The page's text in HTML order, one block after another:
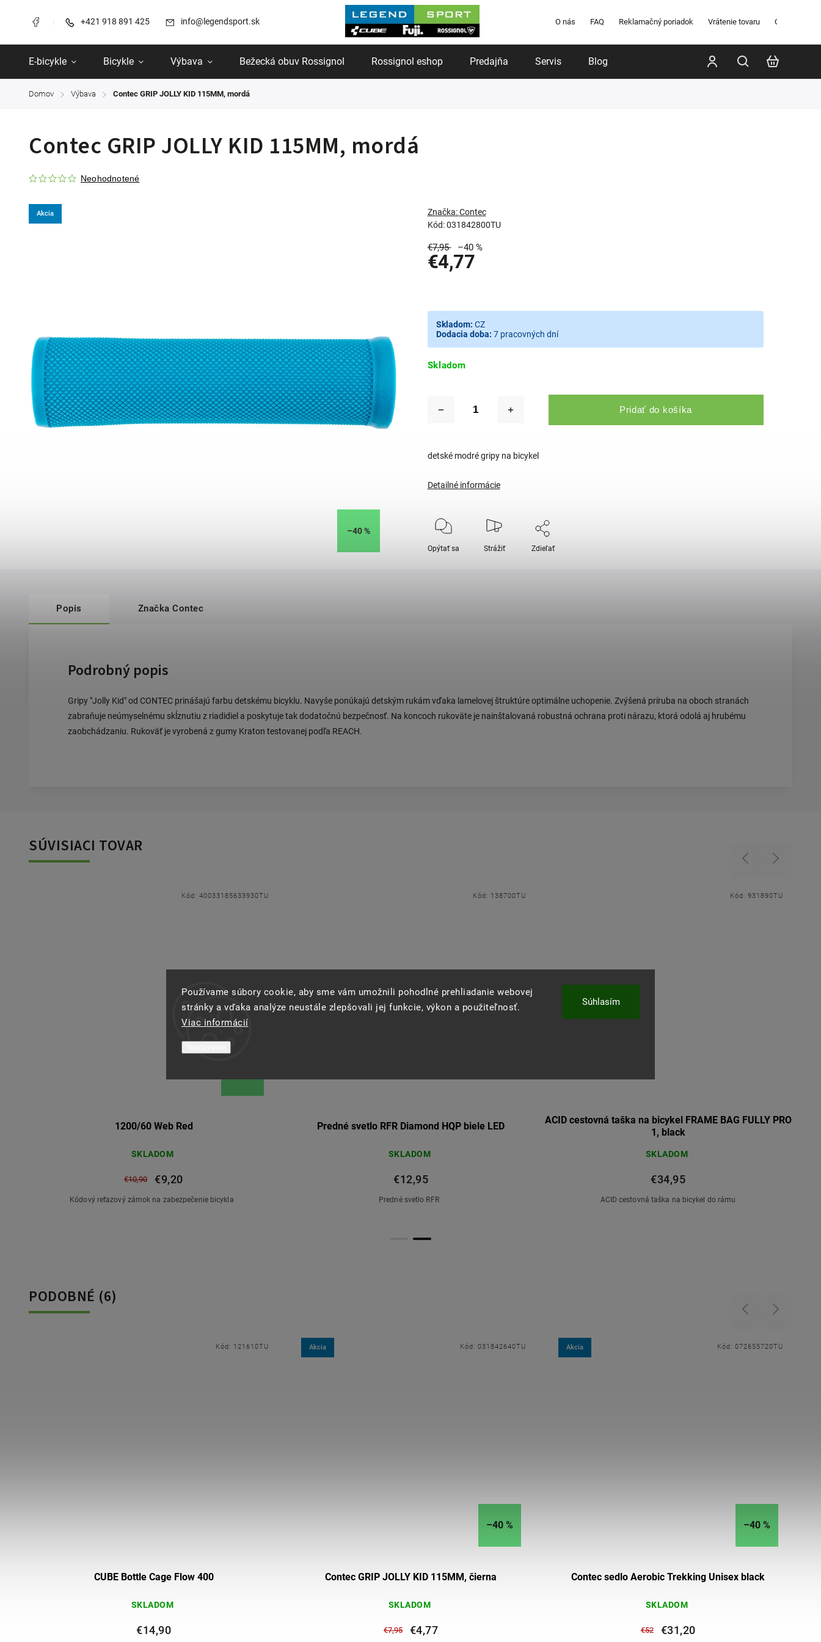
Používame súbory cookie, aby sme vám umožnili pohodlné prehliadanie webovej
stránky a vďaka analýze neustále zlepšovali jej funkcie, výkon a použiteľnosť.
Viac informácií
Súhlasím
+421 918 891 425 info@legendsport.sk O nás FAQ Reklamačný poriadok Vrátenie tovaru Obchodné
E-bicykle Bicykle Výbava Bežecká obuv Rossignol Rossignol eshop Predajňa Servis Blog Značky
Domov / Výbava / Contec GRIP JOLLY KID 115MM, mordá
Contec GRIP JOLLY KID 115MM, mordá
Neohodnotené
Akcia
–40 %
Kód: 031842800TU
Značka:Contec
€7,95 –40 %
€4,77
Skladom
Skladom: CZ
Dodacia doba: 7 pracovných dní
Pridať do košíka
detské modré gripy na bicykel
Detailné informácie
Opýtať sa Strážiť Zdieľať
Popis Značka Contec
Podrobný popis
Gripy "Jolly Kid" od CONTEC prinášajú farbu detskému bicyklu. Navyše ponúkajú detským rukám vďaka lamelovej štruktúre optimálne uchopenie. Zvýšená príruba na oboch stranách
zabraňuje neúmyselnému skĺznutiu z riadidiel a poskytuje tak dodatočnú bezpečnosť. Na koncoch rukoväte je nainštalovaná robustná ochrana proti nárazu, ktorá odolá aj hrubému
zaobchádzaniu. Rukoväť je vyrobená z gumy Kraton testovanej podľa REACH.
SÚVISIACI TOVAR
Previous
1200/60 Web Red
SKLADOM
€10,90 €9,20
Kódový reťazový zámok na zabezpečenie bicykla
Kód: 40033185633930TU
Predné svetlo RFR Diamond HQP biele LED
SKLADOM
€12,95
Predné svetlo RFR
Kód: 138700TU
ACID cestovná taška na bicykel FRAME BAG FULLY PRO
1, black
SKLADOM
€34,95
ACID cestovná taška na bicykel do rámu
Kód: 931890TU
Next
PODOBNÉ (6)
Previous
CUBE Bottle Cage Flow 400
SKLADOM
€14,90
Kód: 121610TU Akcia
–40 %
Contec GRIP JOLLY KID 115MM, čierna
SKLADOM
€7,95 €4,77
Kód: 031842640TU Akcia
–40 %
Contec sedlo Aerobic Trekking Unisex black
SKLADOM
€52 €31,20
Kód: 072655720TU
Next